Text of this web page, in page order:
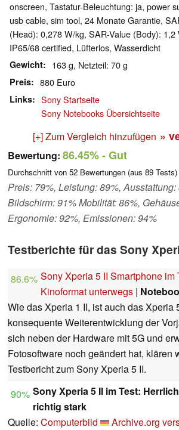
onscreen, Tastatur-Beleuchtung: ja, power
usb cable, sim tool, 24 Monate Garantie,
(Head): 0,278 W/kg, SAR-Value (Body): 1,2
IP65/68 certified, Lüfterlos, Wasserdicht
Gewicht 163 g, Netzteil: 70 g
Preis 880 Euro
Links
Sony Startseite
Sony Notebooks Übersichtseite
[+] Zum Vergleich hinzufügen »
Bewertung: 86.45%- Gut
Durchschnitt von 52 Bewertungen (aus 89 Tests)
Preis: 79%, Leistung: 89%, Ausstattung:
Bildschirm: 91% Mobilität: 86%,
Ergonomie: 92%, Emissionen: 94%
Testberichte für das Sony
86.6% Sony Xperia 5 II Smartphone im
Kinoformat unterwegs |
Wie das Xperia 1 II, ist auch das Xperia
konsequente Weiterentwicklung der
sich neben der Hardware mit 5G und
Fotosoftware noch geändert hat, klären
Testbericht zum Sony Xperia 5 II.
90% Sony Xperia 5 II im Test:
richtig stark
Quelle: Computerbild
Archive.org